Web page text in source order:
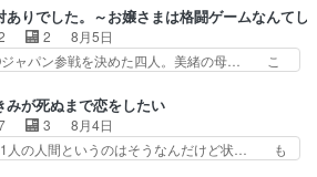
で視聴しまし… 前回同様『イノセン
含む押井・神山版… 第５話「EPISODEラ
母親の気持…
ートすぎる笑アルは最初から自分… プラネ
ウィズ展開アツいな「騎士狩猟… 麦茶どこ
イトル通り麦茶の出涸らしぐ… 第５話を
で視聴しました。視聴に… 復讐に燃える
え”なのでこの娘が皇帝… ウサギ好きそうな
下がかわいい。幼馴… ついに始まった狩猟
ルナの活躍で上位…
ありでした。～お嬢さまは格闘ゲームなんてし
2
8月5日
ジャパン参戦を決めた四人。美緒の母… こ
品溢れてるのに中身は…美緒ママ… テー
ゲー大会に行くには？感想は、美… 大会を
ゲー熱が高まる一方、百合の本… 東京で開
る格ゲー大会に参加すること… Japanに向
みが死ぬまで恋をしたい
3
8月4日
人の人間というのはそうなんだけど状… も